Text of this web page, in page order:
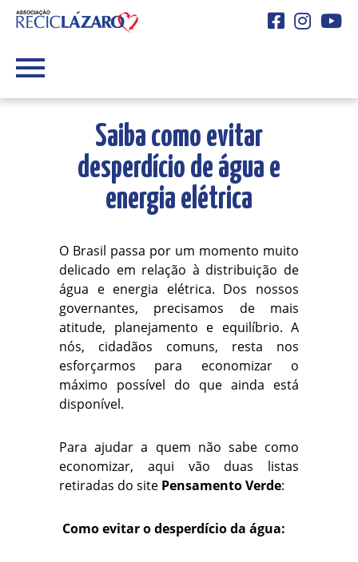
Facebook
Saiba como evitar
desperdício de água e
energia elétrica
O Brasil passa por um momento muito
delicado em relação à distribuição de
água e energia elétrica. Dos nossos
governantes, precisamos de mais
atitude, planejamento e equilíbrio. A
nós, cidadãos comuns, resta nos
esforçarmos para economizar o
máximo possível do que ainda está
disponível.
Para ajudar a quem não sabe como
economizar, aqui vão duas listas
retiradas do site Pensamento Verde:
Como evitar o desperdício da água: